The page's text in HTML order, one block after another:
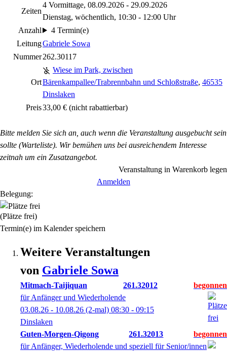
Zeiten
4 Vormittage, 08.09.2026 - 29.09.2026
Dienstag, wöchentlich, 10:30 - 12:00 Uhr
Anzahl
4 Termin(e)
LeitungGabriele Sowa
Nummer262.30117
Ort
Wiese im Park, zwischen
Bärenkampallee/Trabrennbahn und Schloßstraße, 46535
Dinslaken
Preis33,00 € (nicht rabattierbar)
Bitte melden Sie sich an, auch wenn die Veranstaltung ausgebucht sein
sollte (Warteliste). Wir bemühen uns bei ausreichendem Interesse
zeitnah um ein Zusatzangebot.
Veranstaltung in Warenkorb legen
Anmelden
Belegung:
(Plätze frei)
Termin(e) im Kalender speichern
Weitere Veranstaltungen
von Gabriele Sowa
Mitmach-Taijiquan
261.32012
für Anfänger und Wiederholende
03.08.26 - 10.08.26 (2-mal) 08:30 - 09:15
Dinslaken
Guten-Morgen-Qigong
261.32013
für Anfänger, Wiederholende und speziell für Senior/innen